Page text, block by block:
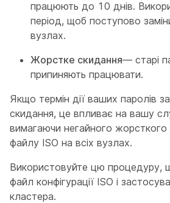
працюють до 10 днів.
період, щоб поступово
вузлах.
Жорстке скидання— старі
припиняють працювати.
Якщо термін дії ваших паролів
скидання, це впливає на вашу
вимагаючи негайного жорсткого
файлу ISO на всіх вузлах.
Використовуйте цю процедуру,
файл конфігурації ISO і
кластера.